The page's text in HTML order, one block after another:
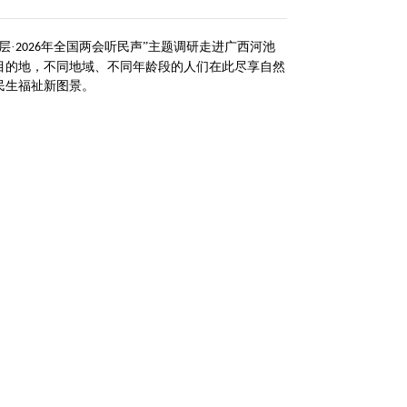
·2026年全国两会听民声”主题调研走进广西河池
地，不同地域、不同年龄段的人们在此尽享自然
福祉新图景。